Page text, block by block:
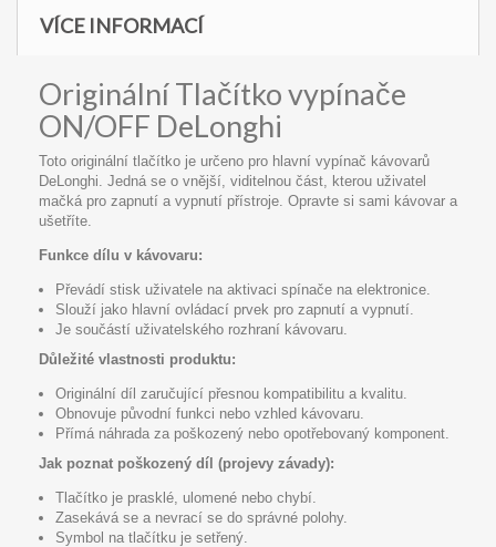
VÍCE INFORMACÍ
Originální Tlačítko vypínače
ON/OFF DeLonghi
Toto originální tlačítko je určeno pro hlavní vypínač kávovarů
DeLonghi. Jedná se o vnější, viditelnou část, kterou uživatel
mačká pro zapnutí a vypnutí přístroje. Opravte si sami kávovar a
ušetříte.
Funkce dílu v kávovaru:
Převádí stisk uživatele na aktivaci spínače na elektronice.
Slouží jako hlavní ovládací prvek pro zapnutí a vypnutí.
Je součástí uživatelského rozhraní kávovaru.
Důležité vlastnosti produktu:
Originální díl zaručující přesnou kompatibilitu a kvalitu.
Obnovuje původní funkci nebo vzhled kávovaru.
Přímá náhrada za poškozený nebo opotřebovaný komponent.
Jak poznat poškozený díl (projevy závady):
Tlačítko je prasklé, ulomené nebo chybí.
Zasekává se a nevrací se do správné polohy.
Symbol na tlačítku je setřený.